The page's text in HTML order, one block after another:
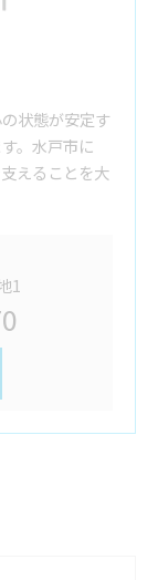
状態が安定す
。水戸市に
えることを大
1